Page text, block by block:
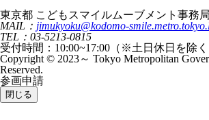
東京都 こどもスマイルムーブメント事務局
MAIL： jimukyoku@kodomo-
TEL：03-5213-0815
受付時間：10:00~17:00（※土日休日を除く
Copyright © 2023～ Tokyo Metropolitan
Reserved.
参画申請
閉じる